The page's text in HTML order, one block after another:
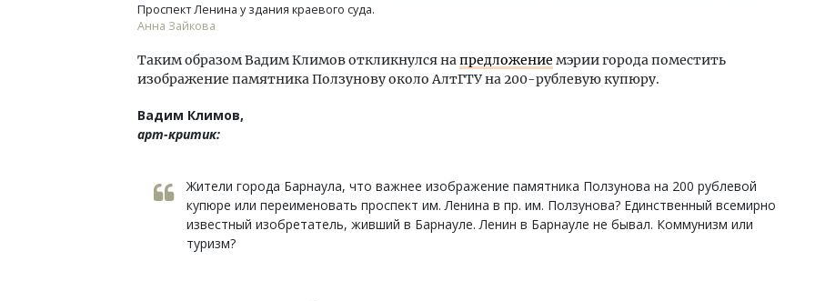
Проспект Ленина у здания краевого суда.
Анна Зайкова
Таким образом Вадим Климов откликнулся напредложение мэрии города поместить
изображение памятника Ползунову около АлтГТУ на 200-рублевую купюру.
Вадим Климов,
арт-критик:
Жители города Барнаула, что важнее изображение памятника Ползунова на 200 рублевой
купюре или переименовать проспект им. Ленина в пр. им. Ползунова? Единственный всемирно
известный изобретатель, живший в Барнауле. Ленин в Барнауле не бывал. Коммунизм или
туризм?